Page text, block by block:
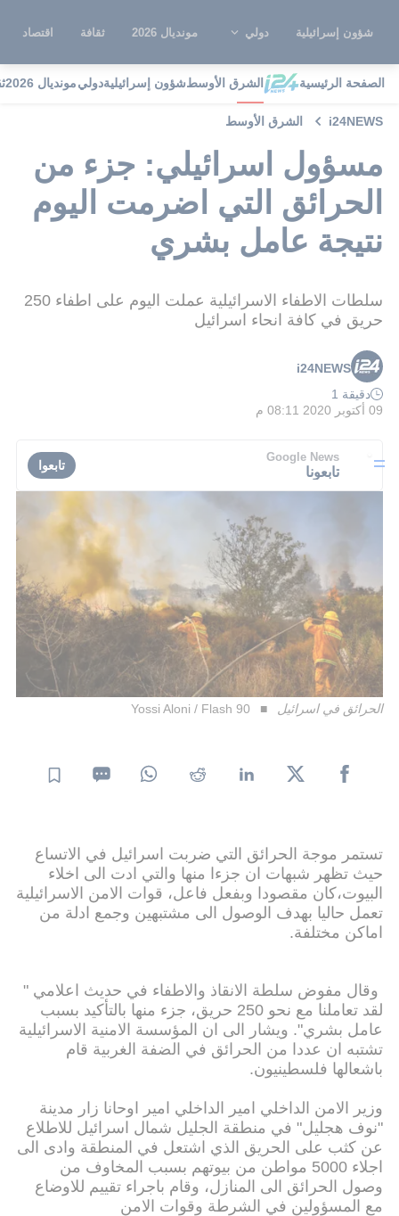
شؤون إسرائيلية دولي مونديال 2026 ثقافة اقتصاد
الصفحة الرئيسية الشرق الأوسطشؤون إسرائيليةدوليمونديال 2026
i24NEWS الشرق الأوسط
مسؤول اسرائيلي: جزء من
الحرائق التي اضرمت اليوم
نتيجة عامل بشري
سلطات الاطفاء الاسرائيلية عملت اليوم على اطفاء 250
حريق في كافة انحاء اسرائيل
i24NEWS
دقيقة 1
09 أكتوبر 2020 08:11 م
Google News
تابعونا تابعوا
الحرائق في اسرائيل Yossi Aloni / Flash 90
تستمر موجة الحرائق التي ضربت اسرائيل في الاتساع
حيث تظهر شبهات ان جزءا منها والتي ادت الى اخلاء
البيوت،كان مقصودا وبفعل فاعل، قوات الامن الاسرائيلية
تعمل حاليا بهدف الوصول الى مشتبهين وجمع ادلة من
اماكن مختلفة.
وقال مفوض سلطة الانقاذ والاطفاء في حديث اعلامي "
لقد تعاملنا مع نحو 250 حريق، جزء منها بالتأكيد بسبب
عامل بشري". ويشار الى ان المؤسسة الامنية الاسرائيلية
تشتبه ان عددا من الحرائق في الضفة الغربية قام
باشعالها فلسطينيون.
وزير الامن الداخلي امير الداخلي امير اوحانا زار مدينة
"نوف هجليل" في منطقة الجليل شمال اسرائيل للاطلاع
عن كثب على الحريق الذي اشتعل في المنطقة وادى الى
اجلاء 5000 مواطن من بيوتهم بسبب المخاوف من
وصول الحرائق الى المنازل، وقام باجراء تقييم للاوضاع
مع المسؤولين في الشرطة وقوات الامن